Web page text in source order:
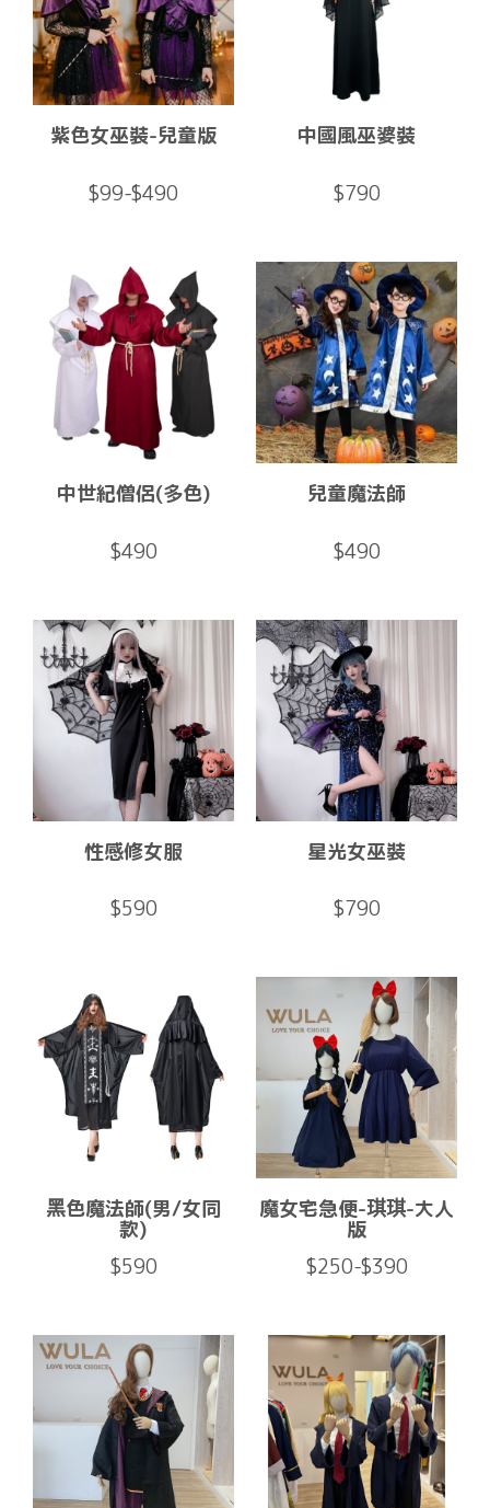
紫色女巫裝-兒童版
$99-$490
中國風巫婆裝
$790
中世紀僧侶(多色)
$490
兒童魔法師
$490
性感修女服
$590
星光女巫裝
$790
黑色魔法師(男/女同
款)
$590
魔女宅急便-琪琪-大人
版
$250-$390